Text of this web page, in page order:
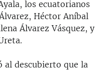
los ecuatorianos
Héctor Aníbal
Álvarez Vásquez, y
al descubierto que la